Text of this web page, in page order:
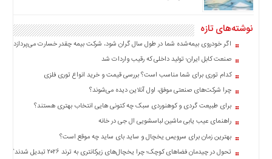
نوشته‌های تازه
اگر خودروی بیمه‌شده شما در طول سال گران شود، شرکت بیمه چقدر خسارت می‌پردازد؟
صنعت کابل ایران؛ تولید داخلی که رقیب واردات شد
کدام توری برای شما مناسب است؟ بررسی قیمت و خرید انواع توری فلزی
چرا شرکت‌های صنعتی موفق، اول آنلاین دیده می‌شوند؟
برای طبیعت گردی و کوهنوردی سبک چه کتونی هایی انتخاب بهتری هستند؟
راهنمای عیب یابی ماشین لباسشویی ال جی در خانه
بهترین زمان برای سرویس یخچال و ساید بای ساید چه موقع است؟
تحول در چیدمان فضاهای کوچک؛ چرا یخچال‌های زیرکانتری به ترند ۲۰۲۶ تبدیل شدند؟